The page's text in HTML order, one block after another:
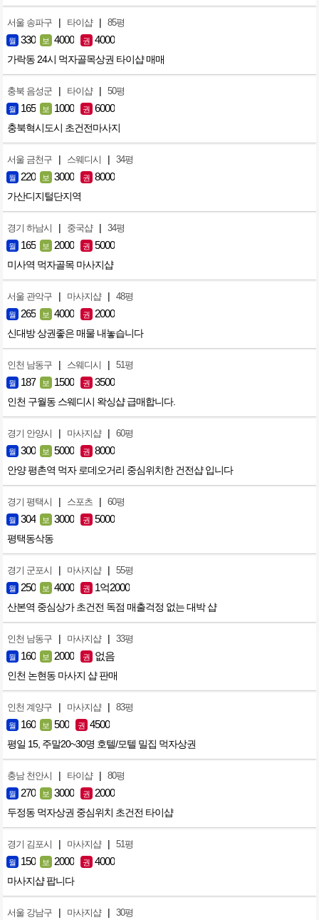
서울 송파구 | 타이샵 | 85평
월 330 보 4000 권 4000
가락동 24시 먹자골목상권 타이샵 매매
충북 음성군 | 타이샵 | 50평
월 165 보 1000 권 6000
충북혁시도시 초건전마사지
서울 금천구 | 스웨디시 | 34평
월 220 보 3000 권 8000
가산디지털단지역
경기 하남시 | 중국샵 | 34평
월 165 보 2000 권 5000
미사역 먹자골목 마사지샵
서울 관악구 | 마사지샵 | 48평
월 265 보 4000 권 2000
신대방 상권좋은 매물 내놓습니다
인천 남동구 | 스웨디시 | 51평
월 187 보 1500 권 3500
인천 구월동 스웨디시 왁싱샵 급매합니다.
경기 안양시 | 마사지샵 | 60평
월 300 보 5000 권 8000
안양 평촌역 먹자 로데오거리 중심위치한 건전샵 입니다
경기 평택시 | 스포츠 | 60평
월 304 보 3000 권 5000
평택동삭동
경기 군포시 | 마사지샵 | 55평
월 250 보 4000 권 1억2000
산본역 중심상가 초건전 독점 매출걱정 없는 대박 샵
인천 남동구 | 마사지샵 | 33평
월 160 보 2000 권 없음
인천 논현동 마사지 샵 판매
인천 계양구 | 마사지샵 | 83평
월 160 보 500 권 4500
평일 15, 주말20~30명 호텔/모텔 밀집 먹자상권
충남 천안시 | 타이샵 | 80평
월 270 보 3000 권 2000
두정동 먹자상권 중심위치 초건전 타이샵
경기 김포시 | 마사지샵 | 51평
월 150 보 2000 권 4000
마사지샵 팝니다
서울 강남구 | 마사지샵 | 30평